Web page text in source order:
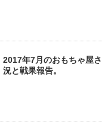
2017年7月のおもちゃ屋
況と戦果報告。